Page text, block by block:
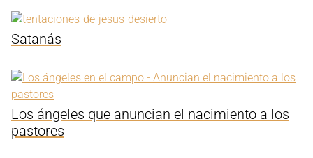
Satanás
Los ángeles que anuncian el nacimiento a los
pastores